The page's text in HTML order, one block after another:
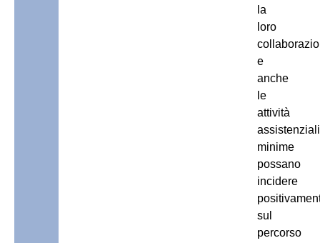
la
loro
e
anche
le
attività
assistenziali
minime
possano
incidere
sul
percorso